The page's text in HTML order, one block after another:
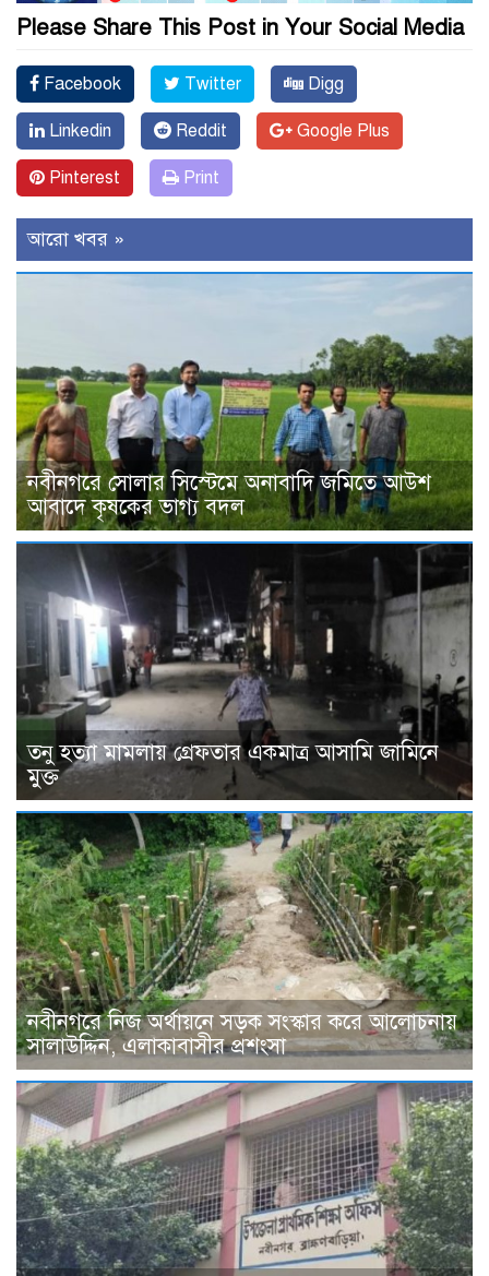
Please Share This Post in Your Social Media
Facebook Twitter Digg
Linkedin Reddit Google Plus
Pinterest Print
আরো খবর »
নবীনগরে সোলার সিস্টেমে অনাবাদি জমিতে আউশ
আবাদে কৃষকের ভাগ্য বদল
তনু হত্যা মামলায় গ্রেফতার একমাত্র আসামি জামিনে
মুক্ত
নবীনগরে নিজ অর্থায়নে সড়ক সংস্কার করে আলোচনায়
সালাউদ্দিন, এলাকাবাসীর প্রশংসা